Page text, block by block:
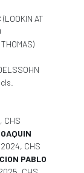
(LOOKIN AT
CHS
CHS
PABLO